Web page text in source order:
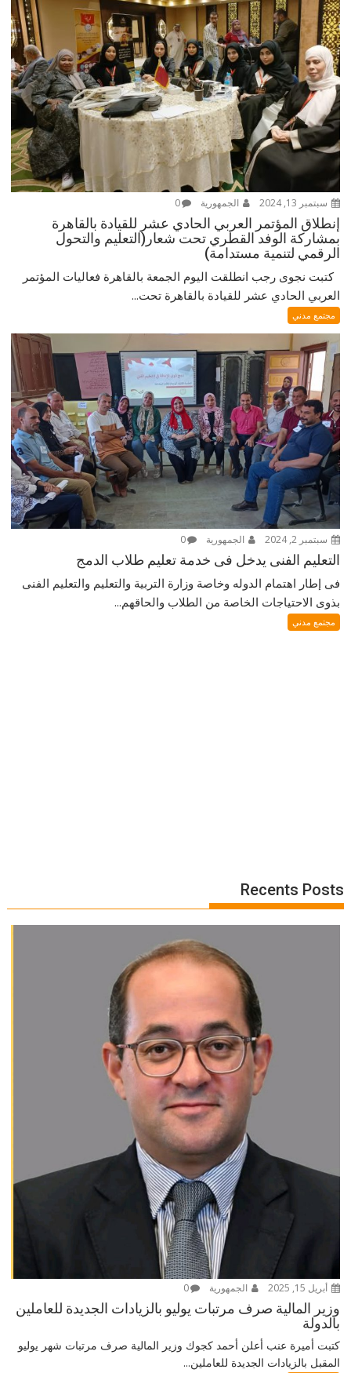
سبتمبر 13, 2024 الجمهورية 0
إنطلاق المؤتمر العربي الحادي عشر للقيادة بالقاهرة
بمشاركة الوفد القطري تحت شعار(التعليم والتحول
الرقمي لتنمية مستدامة)
كتبت نجوى رجب انطلقت اليوم الجمعة بالقاهرة فعاليات المؤتمر
العربي الحادي عشر للقيادة بالقاهرة تحت...
مجتمع مدني
سبتمبر 2, 2024 الجمهورية 0
التعليم الفنى يدخل فى خدمة تعليم طلاب الدمج
فى إطار اهتمام الدوله وخاصة وزارة التربية والتعليم والتعليم الفنى
بذوى الاحتياجات الخاصة من الطلاب والحاقهم...
مجتمع مدني
Recents Posts
أبريل 15, 2025 الجمهورية 0
وزير المالية صرف مرتبات يوليو بالزيادات الجديدة للعاملين
بالدولة
كتبت أميرة عنب أعلن أحمد كجوك وزير المالية صرف مرتبات شهر يوليو
المقبل بالزيادات الجديدة للعاملين...